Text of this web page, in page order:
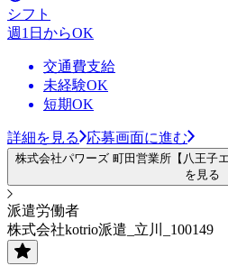
シフト
週1日からOK
交通費支給
未経験OK
短期OK
詳細を見る 応募画面に進む
株式会社パワーズ 町田営業所【八王子
を見る
派遣労働者
株式会社kotrio派遣_立川_100149